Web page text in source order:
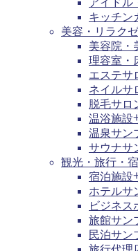
アイドル
キッチン
美容・リラク
美容院・
理容室・
エステサ
ネイルサ
脱毛サロ
温浴施設
温泉サン
サウナサ
観光・旅行・
宿泊施設
ホテルサ
ビジネス
旅館サン
民泊サン